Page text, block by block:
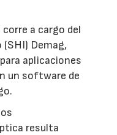
a cargo del
Demag,
aplicaciones
un software de
resulta